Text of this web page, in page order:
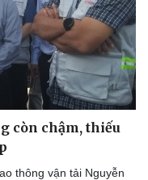
trí
sĩ
trang
còn chậm, thiếu
thông vận tải Nguyễn